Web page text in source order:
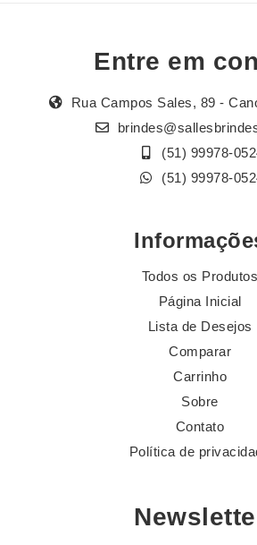
Entre em
Rua Campos Sales, 89 -
(51) 99978-
(51) 99978-
Todos os Produtos
Página Inicial
Lista de Desejos
Comparar
Carrinho
Sobre
Contato
Política de